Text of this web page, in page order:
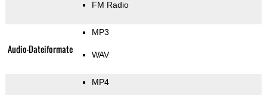
FM Radio
Audio-Dateiformate
MP3
WAV
MP4